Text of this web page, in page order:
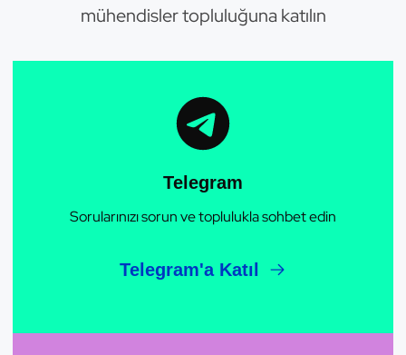
mühendisler topluluğuna katılın
Telegram
Sorularınızı sorun ve toplulukla sohbet edin
Telegram'a Katıl